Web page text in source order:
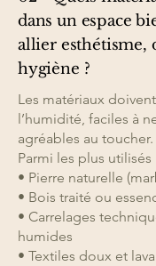
dans un espace
allier esthétisme,
hygiène ?
Les matériaux
l’humidité, faciles à
agréables au toucher.
Parmi les plus utilisés
• Pierre naturelle
• Bois traité ou
• Carrelages
humides
• Textiles doux et